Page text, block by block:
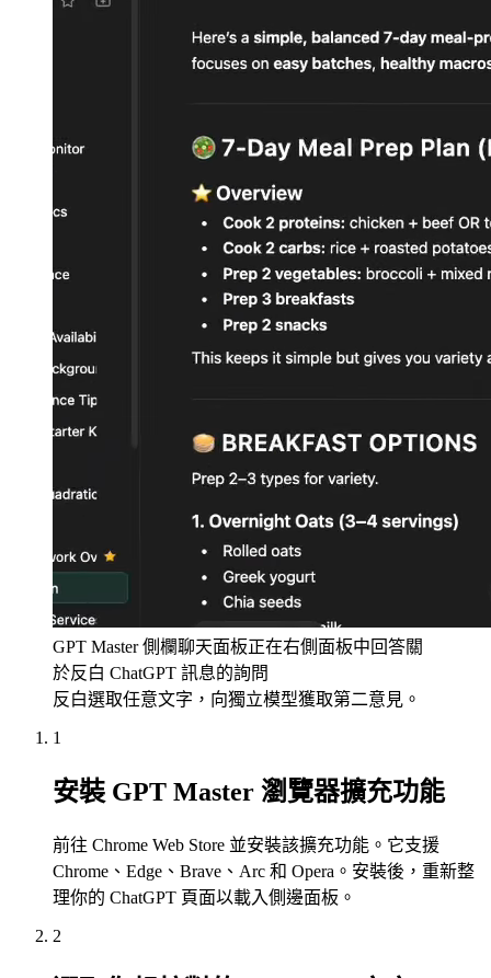
GPT Master 側欄聊天面板正在右側面板中回答關
於反白 ChatGPT 訊息的詢問
反白選取任意文字，向獨立模型獲取第二意見。
1
安裝 GPT Master 瀏覽器擴充功能
前往 Chrome Web Store 並安裝該擴充功能。它支援
Chrome、Edge、Brave、Arc 和 Opera。安裝後，重新整
理你的 ChatGPT 頁面以載入側邊面板。
2